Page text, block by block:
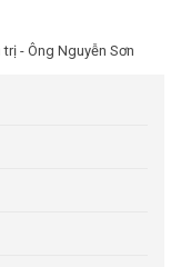
- Ông Nguyễn Sơn